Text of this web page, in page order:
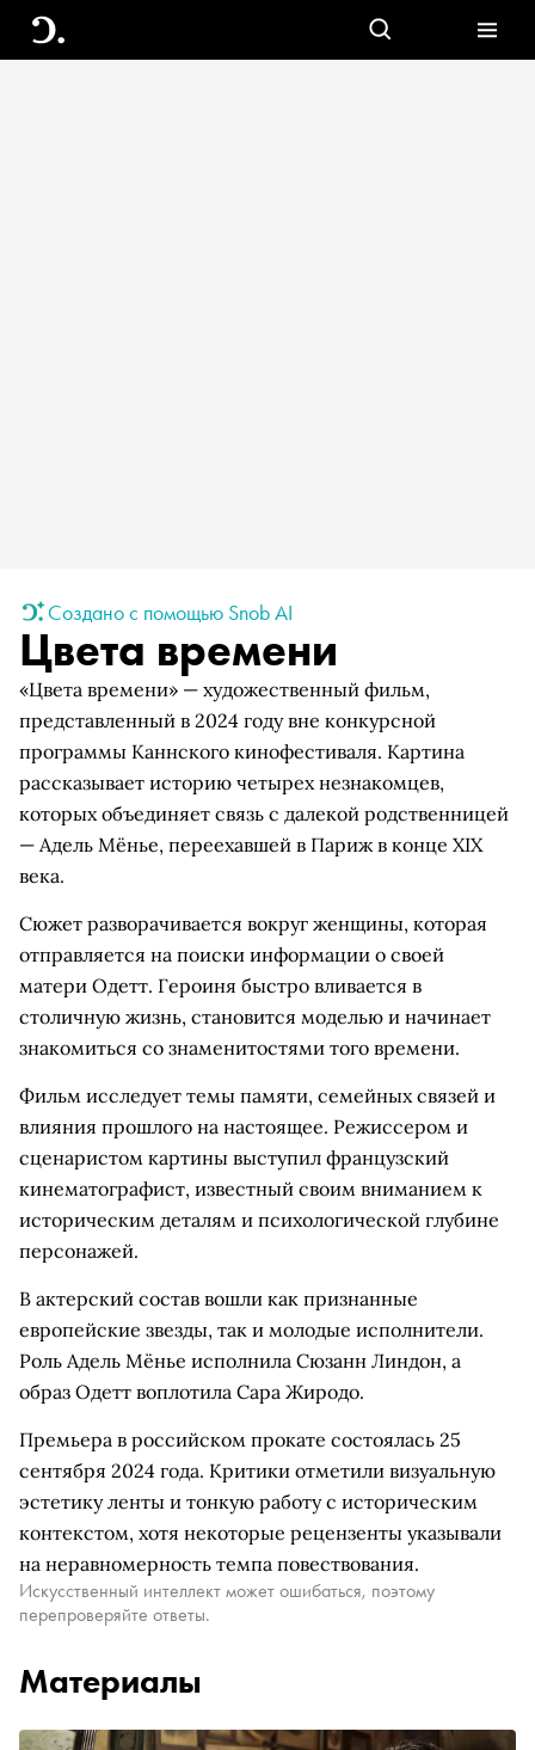
Создано с помощью Snob AI
Цвета времени
«Цвета времени» — художественный фильм,
представленный в 2024 году вне конкурсной
программы Каннского кинофестиваля. Картина
рассказывает историю четырех незнакомцев,
которых объединяет связь с далекой родственницей
— Адель Мёнье, переехавшей в Париж в конце XIX
века.
Сюжет разворачивается вокруг женщины, которая
отправляется на поиски информации о своей
матери Одетт. Героиня быстро вливается в
столичную жизнь, становится моделью и начинает
знакомиться со знаменитостями того времени.
Фильм исследует темы памяти, семейных связей и
влияния прошлого на настоящее. Режиссером и
сценаристом картины выступил французский
кинематографист, известный своим вниманием к
историческим деталям и психологической глубине
персонажей.
В актерский состав вошли как признанные
европейские звезды, так и молодые исполнители.
Роль Адель Мёнье исполнила Сюзанн Линдон, а
образ Одетт воплотила Сара Жиродо.
Премьера в российском прокате состоялась 25
сентября 2024 года. Критики отметили визуальную
эстетику ленты и тонкую работу с историческим
контекстом, хотя некоторые рецензенты указывали
на неравномерность темпа повествования.
Искусственный интеллект может ошибаться, поэтому
перепроверяйте ответы.
Материалы